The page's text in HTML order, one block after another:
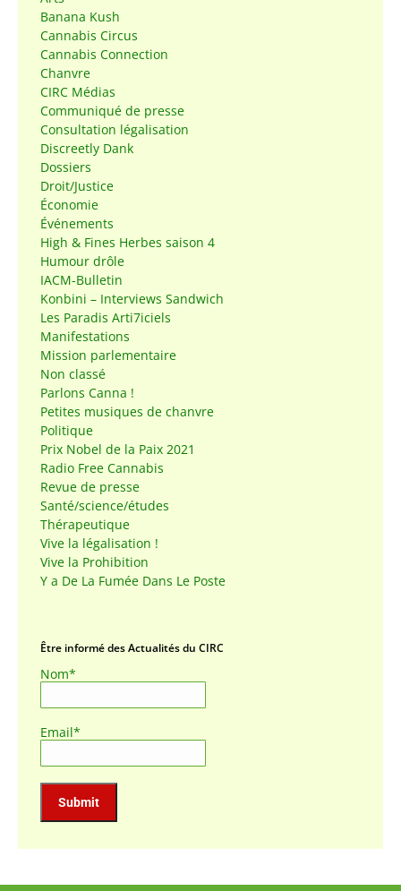
Banana Kush
Cannabis Circus
Cannabis Connection
Chanvre
CIRC Médias
Communiqué de presse
Consultation légalisation
Discreetly Dank
Dossiers
Droit/Justice
Économie
Événements
High & Fines Herbes saison 4
Humour drôle
IACM-Bulletin
Konbini – Interviews Sandwich
Les Paradis Arti7iciels
Manifestations
Mission parlementaire
Non classé
Parlons Canna !
Petites musiques de chanvre
Politique
Prix Nobel de la Paix 2021
Radio Free Cannabis
Revue de presse
Santé/science/études
Thérapeutique
Vive la légalisation !
Vive la Prohibition
Y a De La Fumée Dans Le Poste
Être informé des Actualités du CIRC
Nom*
Email*